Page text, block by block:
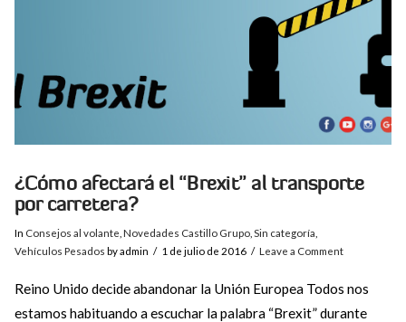
¿Cómo afectará el “Brexit” al transporte
por carretera?
In Consejos al volante Novedades Castillo Grupo, Sin categoría
Vehículos Pesados by admin 1 de julio de 2016 Leave a Comment
Reino Unido decide abandonar la Unión Europea Todos nos
estamos habituando a escuchar la palabra “Brexit” durante